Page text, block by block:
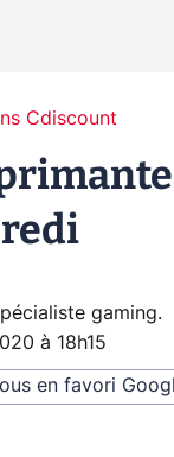
Cdiscount
gaming.
à 18h15
en favori